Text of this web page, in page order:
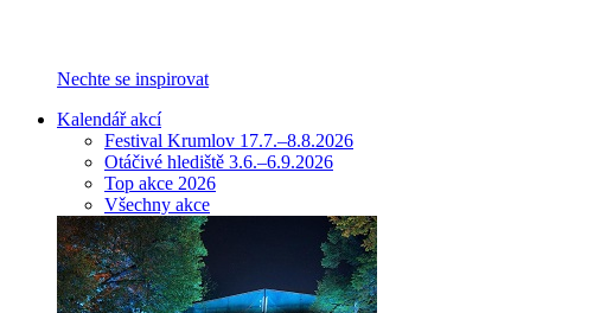
Nechte se inspirovat
Kalendář akcí
Festival Krumlov 17.7.–8.8.2026
Otáčivé hlediště 3.6.–6.9.2026
Top akce 2026
Všechny akce